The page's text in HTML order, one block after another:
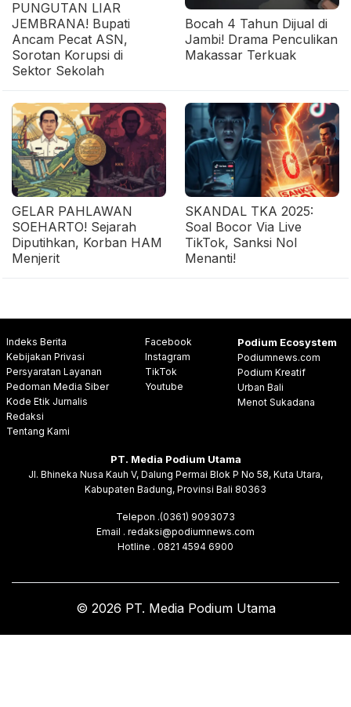
PUNGUTAN LIAR
JEMBRANA! Bupati
Ancam Pecat ASN,
Sorotan Korupsi di
Sektor Sekolah
Bocah 4 Tahun Dijual di
Jambi! Drama Penculikan
Makassar Terkuak
GELAR PAHLAWAN
SOEHARTO! Sejarah
Diputihkan, Korban HAM
Menjerit
SKANDAL TKA 2025:
Soal Bocor Via Live
TikTok, Sanksi Nol
Menanti!
Indeks Berita
Kebijakan Privasi
Persyaratan Layanan
Pedoman Media Siber
Kode Etik Jurnalis
Redaksi
Tentang Kami
Facebook
Instagram
TikTok
Youtube
Podium Ecosystem
Podiumnews.com
Podium Kreatif
Urban Bali
Menot Sukadana
PT. Media Podium Utama
Jl. Bhineka Nusa Kauh V, Dalung Permai Blok P No 58, Kuta Utara,
Kabupaten Badung, Provinsi Bali 80363
Telepon .(0361) 9093073
Email . redaksi@podiumnews.com
Hotline . 0821 4594 6900
© 2026 PT. Media Podium Utama